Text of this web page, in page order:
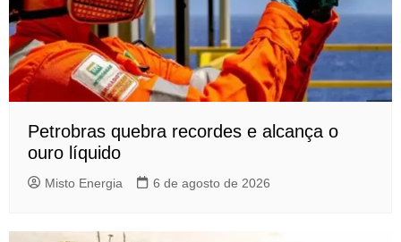
Petrobras quebra recordes e alcança o
ouro líquido
Misto Energia 6 de agosto de 2026